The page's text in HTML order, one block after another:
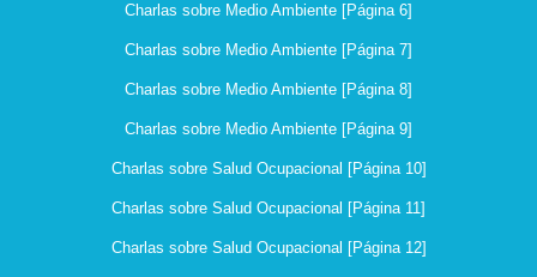
Charlas sobre Medio Ambiente [Página 6]
Charlas sobre Medio Ambiente [Página 7]
Charlas sobre Medio Ambiente [Página 8]
Charlas sobre Medio Ambiente [Página 9]
Charlas sobre Salud Ocupacional [Página 10]
Charlas sobre Salud Ocupacional [Página 11]
Charlas sobre Salud Ocupacional [Página 12]